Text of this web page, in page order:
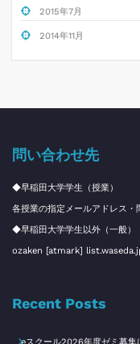
2015年7月
2014年11月
問い合わせ先
◆早稲田大学学生（授業）
各授業の指定メールアドレス
◆早稲田大学学生以外（一般）
ozaken [atmark]
Recent Posts